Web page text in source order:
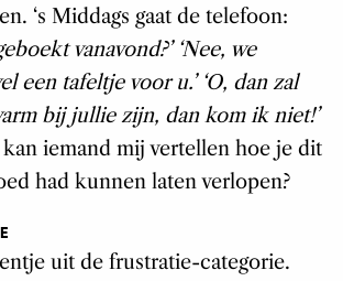
‘s Middags gaat de telefoon:
vanavond?’ ‘Nee, we
een tafeltje voor u.’ ‘O, dan zal
bij jullie zijn, dan kom ik niet!’
iemand mij vertellen hoe je dit
had kunnen laten verlopen?
uit de frustratie-categorie.